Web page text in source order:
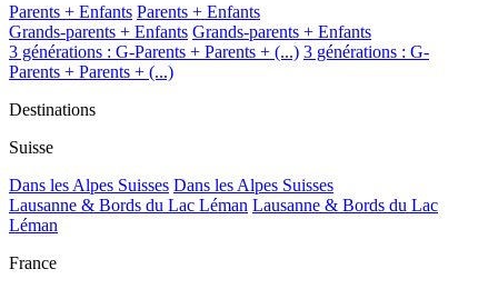
Parents + Enfants Parents + Enfants
Grands-parents + Enfants Grands-parents + Enfants
3 générations : G-Parents + Parents + (...) 3 générations : G-
Parents + Parents + (...)
Destinations
Suisse
Dans les Alpes Suisses Dans les Alpes Suisses
Lausanne & Bords du Lac Léman Lausanne & Bords du Lac
Léman
France